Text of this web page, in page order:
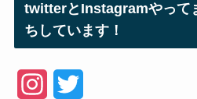
twitterとInstagramやって
ちしています！